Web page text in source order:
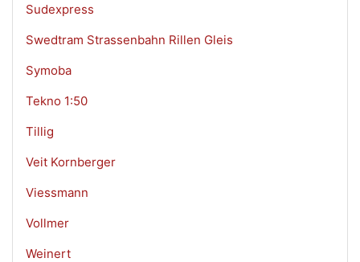
Sudexpress
Swedtram Strassenbahn Rillen Gleis
Symoba
Tekno 1:50
Tillig
Veit Kornberger
Viessmann
Vollmer
Weinert